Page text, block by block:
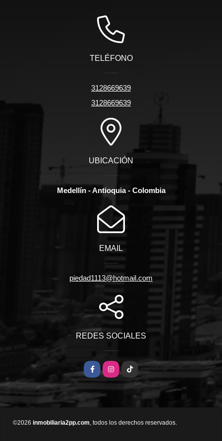
TELÉFONO
3128669639
3128669639
UBICACIÓN
Medellín - Antioquia - Colombia
EMAIL
piedad1113@hotmail.com
REDES SOCIALES
FacebookInstagram
TikTok
©2026 inmobiliaria2pp.com, todos los derechos reservados.